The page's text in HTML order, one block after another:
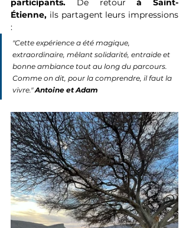
participants. De retour à Saint-
Étienne, ils partagent leurs impressions
:
"Cette expérience a été magique,
extraordinaire, mêlant solidarité, entraide et
bonne ambiance tout au long du parcours.
Comme on dit, pour la comprendre, il faut la
vivre." Antoine et Adam